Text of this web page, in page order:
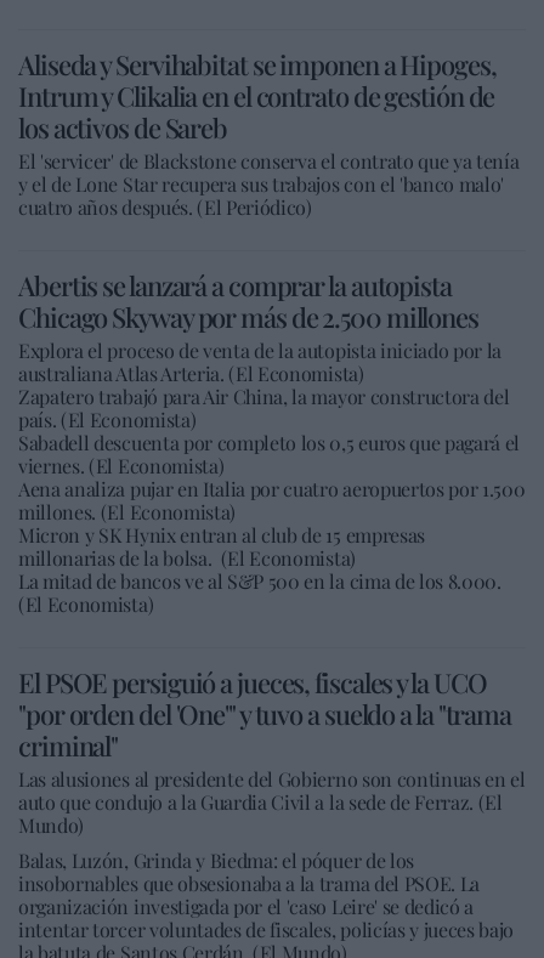
Aliseda y Servihabitat se imponen a Hipoges,
Intrum y Clikalia en el contrato de gestión de
los activos de Sareb
El 'servicer' de Blackstone conserva el contrato que ya tenía
y el de Lone Star recupera sus trabajos con el 'banco malo'
cuatro años después. (El Periódico)
Abertis se lanzará a comprar la autopista
Chicago Skyway por más de 2.500 millones
Explora el proceso de venta de la autopista iniciado por la
australiana Atlas Arteria. (El Economista)
Zapatero trabajó para Air China, la mayor constructora del
país. (El Economista)
Sabadell descuenta por completo los 0,5 euros que pagará el
viernes. (El Economista)
Aena analiza pujar en Italia por cuatro aeropuertos por 1.500
millones. (El Economista)
Micron y SK Hynix entran al club de 15 empresas
millonarias de la bolsa. (El Economista)
La mitad de bancos ve al S&P 500 en la cima de los 8.000.
(El Economista)
El PSOE persiguió a jueces, fiscales y la UCO
"por orden del 'One'" y tuvo a sueldo a la "trama
criminal"
Las alusiones al presidente del Gobierno son continuas en el
auto que condujo a la Guardia Civil a la sede de Ferraz. (El
Mundo)
Balas, Luzón, Grinda y Biedma: el póquer de los
insobornables que obsesionaba a la trama del PSOE. La
organización investigada por el 'caso Leire' se dedicó a
intentar torcer voluntades de fiscales, policías y jueces bajo
la batuta de Santos Cerdán. (El Mundo)